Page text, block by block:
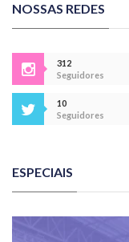
NOSSAS REDES
312
Seguidores
10
Seguidores
ESPECIAIS